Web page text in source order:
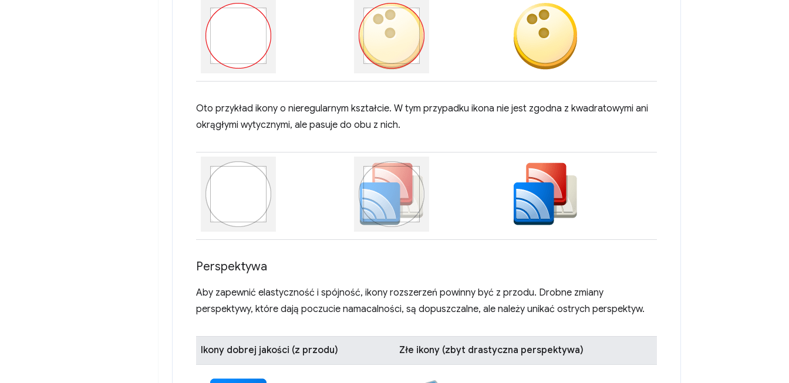
Oto przykład ikony o nieregularnym kształcie. W tym przypadku ikona nie jest zgodna z kwadratowymi ani
okrągłymi wytycznymi, ale pasuje do obu z nich.
Perspektywa
Aby zapewnić elastyczność i spójność, ikony rozszerzeń powinny być z przodu. Drobne zmiany
perspektywy, które dają poczucie namacalności, są dopuszczalne, ale należy unikać ostrych perspektyw.
Ikony dobrej jakości (z przodu) Złe ikony (zbyt drastyczna perspektywa)